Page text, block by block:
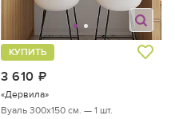
3 610
КУПИТЬ
«Дервила»
Вуаль 300х150 см. — 1 шт.